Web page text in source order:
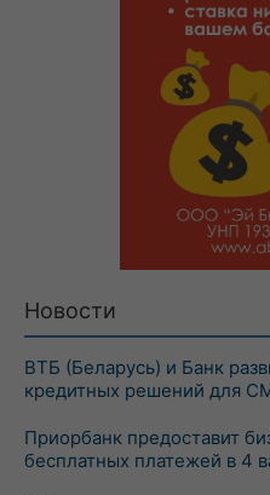
Новости
ВТБ (Беларусь) и Банк
кредитных решений для
Приорбанк предоставит
бесплатных платежей в 4